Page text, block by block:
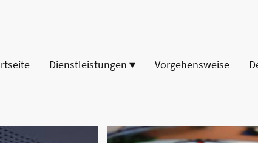
Dienstleistungen Vorgehensweise